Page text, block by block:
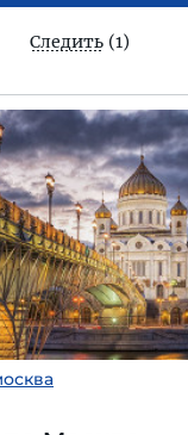
Следить (1)